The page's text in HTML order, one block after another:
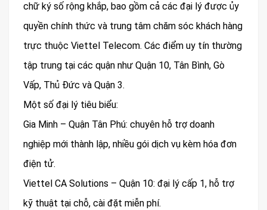
chữ ký số rộng khắp, bao gồm cả các đại lý được ủy
quyền chính thức và trung tâm chăm sóc khách hàng
trực thuộc Viettel Telecom. Các điểm uy tín thường
tập trung tại các quận như Quận 10, Tân Bình, Gò
Vấp, Thủ Đức và Quận 3.
Một số đại lý tiêu biểu:
Gia Minh – Quận Tân Phú: chuyên hỗ trợ doanh
nghiệp mới thành lập, nhiều gói dịch vụ kèm hóa đơn
điện tử.
Viettel CA Solutions – Quận 10: đại lý cấp 1, hỗ trợ
kỹ thuật tại chỗ, cài đặt miễn phí.